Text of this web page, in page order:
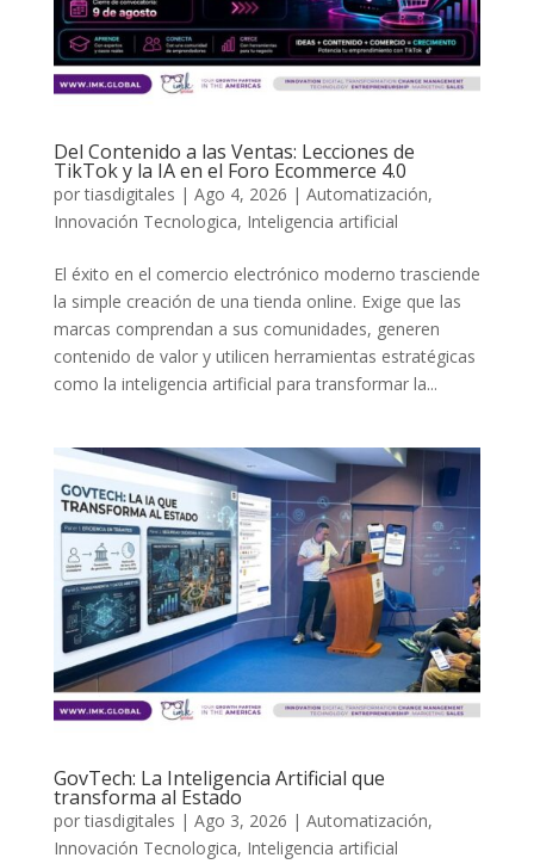
Del Contenido a las Ventas: Lecciones de
TikTok y la IA en el Foro Ecommerce 4.0
portiasdigitales | Ago 4, 2026 | Automatización,
Innovación Tecnologica, Inteligencia artificial
El éxito en el comercio electrónico moderno trasciende
la simple creación de una tienda online. Exige que las
marcas comprendan a sus comunidades, generen
contenido de valor y utilicen herramientas estratégicas
como la inteligencia artificial para transformar la...
GovTech: La Inteligencia Artificial que
transforma al Estado
portiasdigitales | Ago 3, 2026 | Automatización,
Innovación Tecnologica, Inteligencia artificial